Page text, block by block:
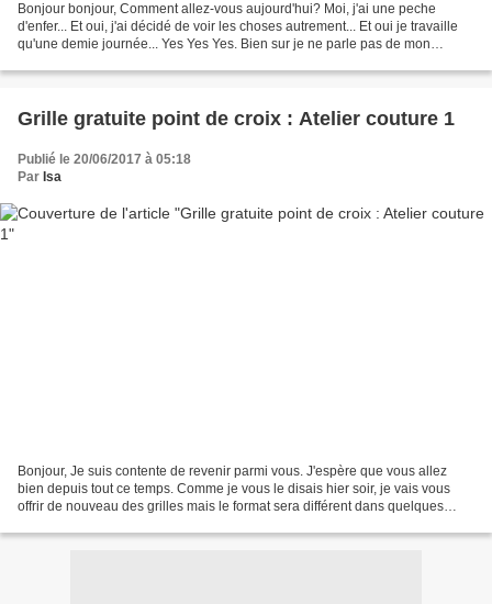
Bonjour bonjour, Comment allez-vous aujourd'hui? Moi, j'ai une peche
d'enfer... Et oui, j'ai décidé de voir les choses autrement... Et oui je travaille
qu'une demie journée... Yes Yes Yes. Bien sur je ne parle pas de mon
Grille gratuite point de croix : Atelier couture 1
Publié le 20/06/2017 à 05:18
Par Isa
Bonjour, Je suis contente de revenir parmi vous. J'espère que vous allez
bien depuis tout ce temps. Comme je vous le disais hier soir, je vais vous
offrir de nouveau des grilles mais le format sera différent dans quelques